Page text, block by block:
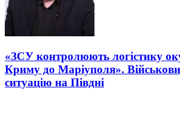
«ЗСУ контролюють логістику
Криму до Маріуполя».
ситуацію на Півдні